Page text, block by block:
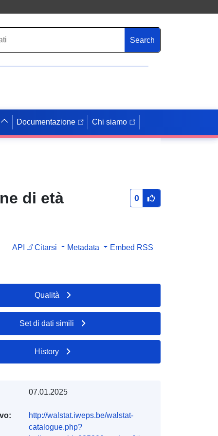
Search
Documentazione Chi siamo
di età
0
API Citarsi Metadata Embed RSS
Qualità
Set di dati simili
History
07.01.2025
http://walstat.iweps.be/walstat-
catalogue.php?